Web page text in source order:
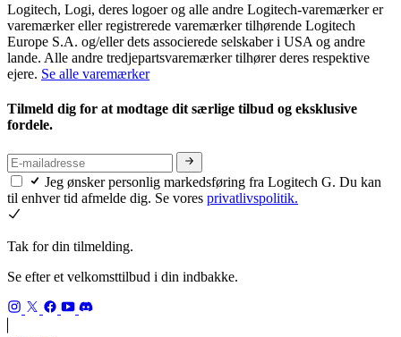
Logitech, Logi, deres logoer og alle andre Logitech-varemærker er
varemærker eller registrerede varemærker tilhørende Logitech
Europe S.A. og/eller dets associerede selskaber i USA og andre
lande. Alle andre tredjepartsvaremærker tilhører deres respektive
ejere. Se alle varemærker
Tilmeld dig for at modtage dit særlige tilbud og eksklusive
fordele.
Jeg ønsker personlig markedsføring fra Logitech G. Du kan
til enhver tid afmelde dig. Se vores privatlivspolitik.
Tak for din tilmelding.
Se efter et velkomsttilbud i din indbakke.